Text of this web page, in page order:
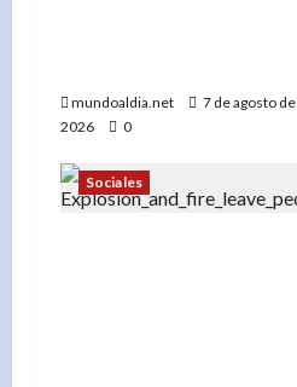
mundoaldia.net
7 de agosto de
2026
0
Sociales